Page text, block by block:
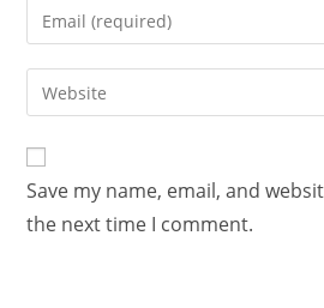
Save my name, email, and
the next time I comment.